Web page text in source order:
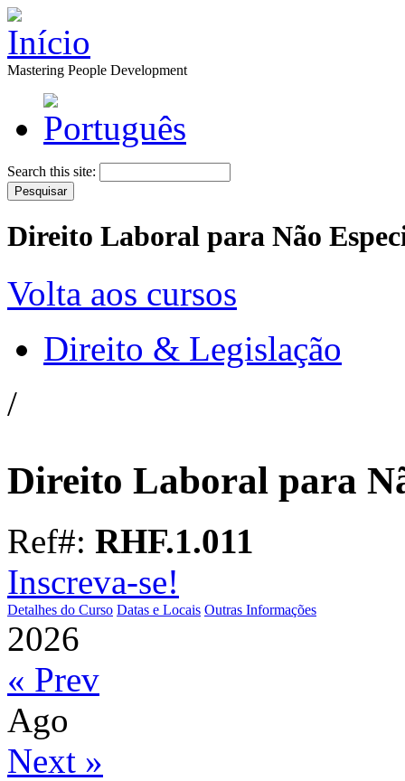
Mastering People Development
Search this site:
Direito Laboral para Não
Volta aos cursos
Direito & Legislação
/
Direito Laboral para
Ref#: RHF.1.011
Inscreva-se!
Detalhes do Curso Datas e Locais Outras Informações
2026
« Prev
Ago
Next »